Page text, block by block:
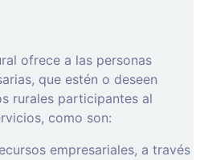
ofrece a las personas
que estén o deseen
rurales participantes al
como son:
empresariales, a través